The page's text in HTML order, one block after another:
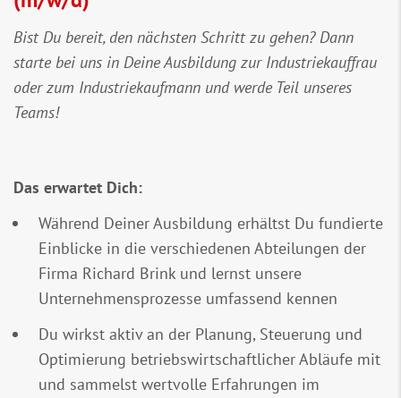
Bist Du bereit, den nächsten Schritt zu gehen? Dann
starte bei uns in Deine Ausbildung zur Industriekauffrau
oder zum Industriekaufmann und werde Teil unseres
Teams!
Das erwartet Dich:
Während Deiner Ausbildung erhältst Du fundierte
Einblicke in die verschiedenen Abteilungen der
Firma Richard Brink und lernst unsere
Unternehmensprozesse umfassend kennen
Du wirkst aktiv an der Planung, Steuerung und
Optimierung betriebswirtschaftlicher Abläufe mit
und sammelst wertvolle Erfahrungen im